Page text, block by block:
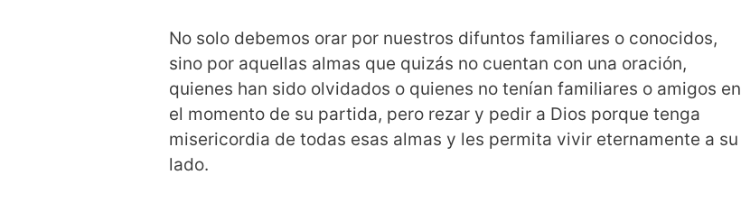
No solo debemos orar por nuestros difuntos familiares o conocidos,
sino por aquellas almas que quizás no cuentan con una oración,
quienes han sido olvidados o quienes no tenían familiares o amigos en
el momento de su partida, pero rezar y pedir a Dios porque tenga
misericordia de todas esas almas y les permita vivir eternamente a su
lado.